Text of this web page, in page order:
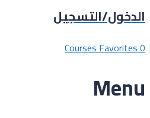
الدخول/التسجيل
CoursesFavorites0
Menu